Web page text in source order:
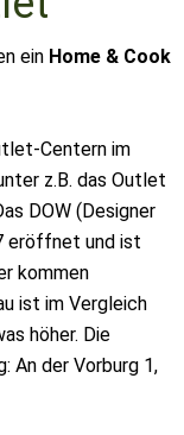
ein Home & Cook
Centern im
z.B. das Outlet
DOW (Designer
eröffnet und ist
kommen
ist im Vergleich
höher. Die
An der Vorburg 1,